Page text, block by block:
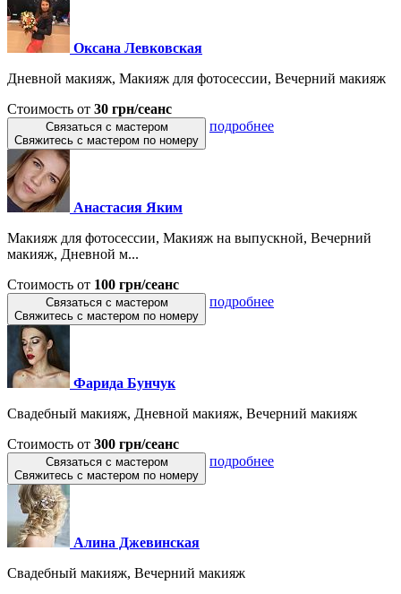
Оксана Левковская
Дневной макияж, Макияж для фотосессии, Вечерний макияж
Стоимость от 30 грн/сеанс
Связаться с мастером
Свяжитесь с мастером по номеру
подробнее
Анастасия Яким
Макияж для фотосессии, Макияж на выпускной, Вечерний
макияж, Дневной м...
Стоимость от 100 грн/сеанс
Связаться с мастером
Свяжитесь с мастером по номеру
подробнее
Фарида Бунчук
Свадебный макияж, Дневной макияж, Вечерний макияж
Стоимость от 300 грн/сеанс
Связаться с мастером
Свяжитесь с мастером по номеру
подробнее
Алина Джевинская
Свадебный макияж, Вечерний макияж